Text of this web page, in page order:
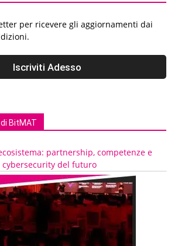
per ricevere gli aggiornamenti dai
BitMAT
partnership, competenze e
cybersecurity del futuro